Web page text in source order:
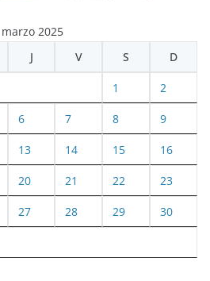
marzo 2025
J V S D
1 2
6 7 8 9
13 14 15 16
20 21 22 23
27 28 29 30